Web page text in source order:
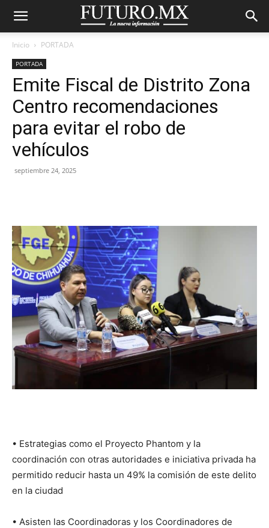
Inicio PORTADA
PORTADA
Emite Fiscal de Distrito Zona
Centro recomendaciones
para evitar el robo de
vehículos
septiembre 24, 2025
•⁠ ⁠Estrategias como el Proyecto Phantom y la
coordinación con otras autoridades e iniciativa privada ha
permitido reducir hasta un 49% la comisión de este delito
en la ciudad
•⁠ ⁠Asisten las Coordinadoras y los Coordinadores de